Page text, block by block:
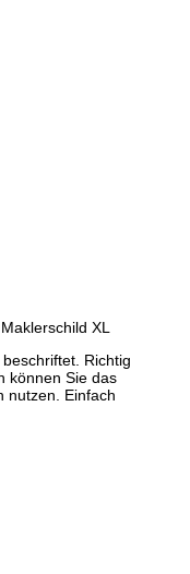
XL
Richtig
können Sie das
nutzen. Einfach